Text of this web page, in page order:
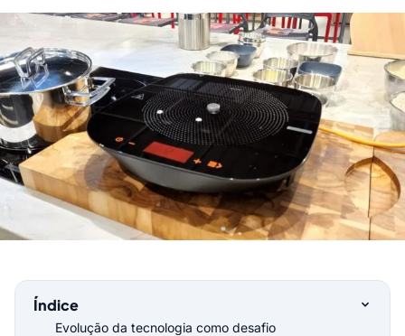
Índice
Evolução da tecnologia como desafio